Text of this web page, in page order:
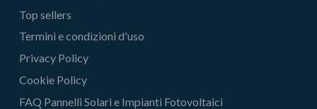
Top sellers
Termini e condizioni d'uso
Privacy Policy
Cookie Policy
FAQ Pannelli Solari e Impianti Fotovoltaici